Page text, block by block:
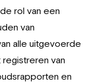
rol van een
van
alle uitgevoerde
van
en